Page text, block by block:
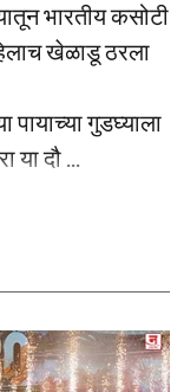
भारतीय कसोटी
खेळाडू ठरला
पायाच्या गुडघ्याला
या दौ ...